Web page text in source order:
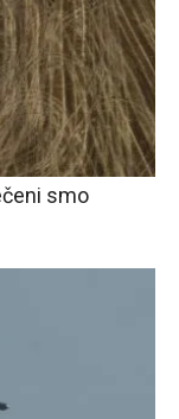
smo